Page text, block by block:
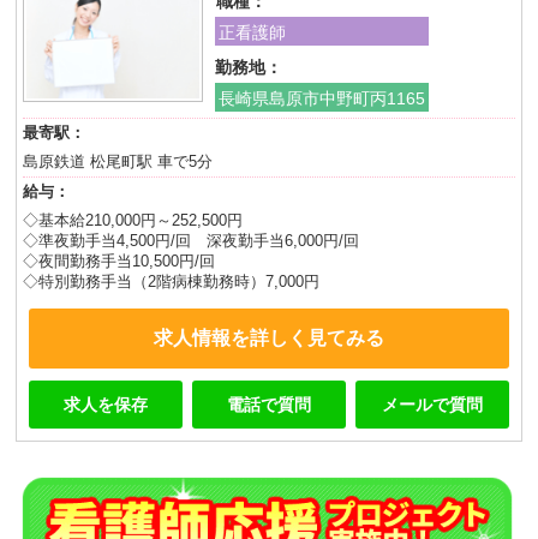
正看護師
勤務地：
長崎県島原市中野町丙1165
最寄駅：
島原鉄道 松尾町駅 車で5分
給与：
◇基本給210,000円～252,500円
◇準夜勤手当4,500円/回 深夜勤手当6,000円/回
◇夜間勤務手当10,500円/回
◇特別勤務手当（2階病棟勤務時）7,000円
求人情報を詳しく見てみる
求人を保存 電話で質問 メールで質問